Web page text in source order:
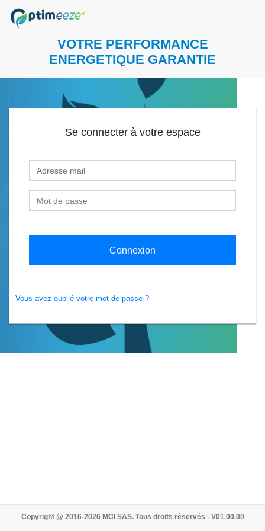
VOTRE PERFORMANCE
ENERGETIQUE GARANTIE
Se connecter à votre espace
Adresse mail
Mot de passe
Connexion
Vous avez oublié votre mot de passe ?
Copyright @ 2016-2026 MCI SAS. Tous droits réservés - V01.00.00